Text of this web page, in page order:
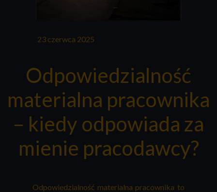
23 czerwca 2025
Odpowiedzialność
materialna pracownika
– kiedy odpowiada za
mienie pracodawcy?
Odpowiedzialność materialna pracownika to